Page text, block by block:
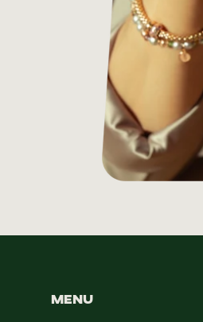
MENU